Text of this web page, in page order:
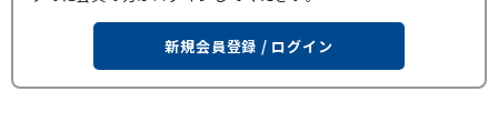
新規会員登録 / ログイン